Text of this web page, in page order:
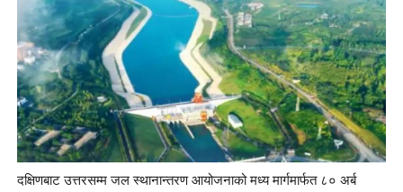
दक्षिणबाट उत्तरसम्म जल स्थानान्तरण आयोजनाको मध्य मार्गमार्फत ८० अर्ब